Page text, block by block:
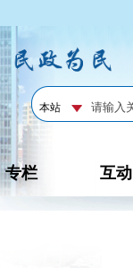
专栏 互动